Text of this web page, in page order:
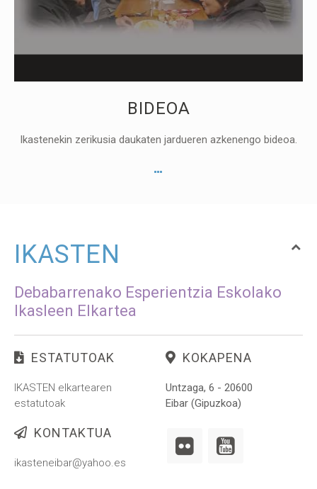
BIDEOA
Ikastenekin zerikusia daukaten jardueren azkenengo bideoa.
IKASTEN
Debabarrenako Esperientzia Eskolako
Ikasleen Elkartea
ESTATUTOAK
IKASTEN elkartearen
estatutoak
KOKAPENA
Untzaga, 6 - 20600
Eibar (Gipuzkoa)
KONTAKTUA
ikasteneibar@yahoo.es